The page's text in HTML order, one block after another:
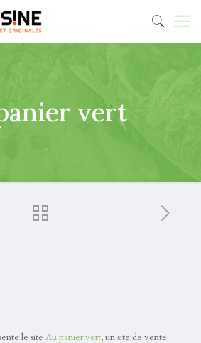
vert
le site Au panier vert, un site de vente